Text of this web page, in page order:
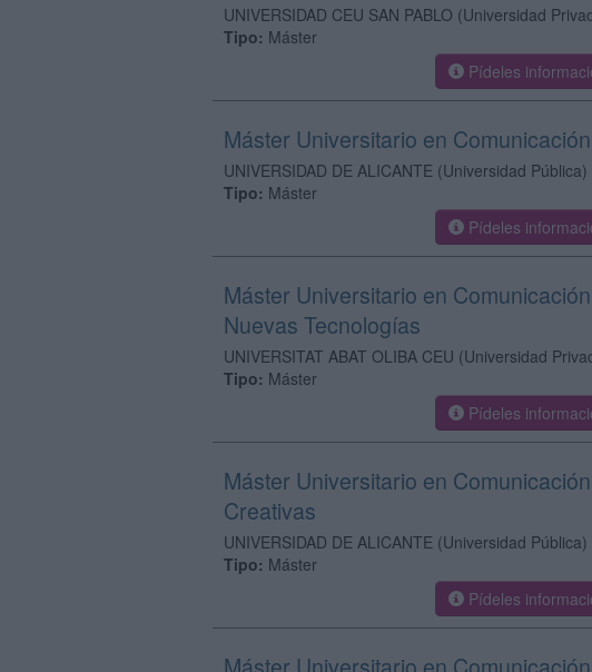
UNIVERSIDAD CEU SAN PABLO (Universidad
Tipo: Máster
Pídeles
Máster Universitario en
UNIVERSIDAD DE ALICANTE (Universidad Pública)
Tipo: Máster
Pídeles
Máster Universitario en
Nuevas Tecnologías
UNIVERSITAT ABAT OLIBA CEU (Universidad
Tipo: Máster
Pídeles
Máster Universitario en
Creativas
UNIVERSIDAD DE ALICANTE (Universidad Pública)
Tipo: Máster
Pídeles